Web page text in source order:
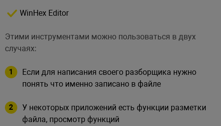
WinHex Editor
Этими инструментами можно пользоваться в двух
случаях:
Если для написания своего разборщика нужно
понять что именно записано в файле
У некоторых приложений есть функции разметки
файла, просмотр функций